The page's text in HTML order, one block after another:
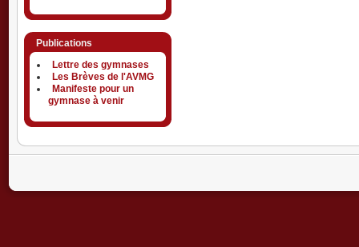
Publications
Lettre des gymnases
Les Brèves de l'AVMG
Manifeste pour un
gymnase à venir